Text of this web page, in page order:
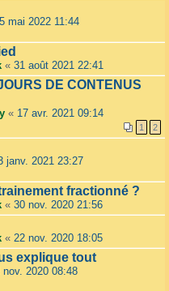
mai 2022 11:44
« 31 août 2021 22:41
DE CONTENUS
« 17 avr. 2021 09:14
1 2
janv. 2021 23:27
fractionné ?
« 30 nov. 2020 21:56
« 22 nov. 2020 18:05
explique tout
nov. 2020 08:48